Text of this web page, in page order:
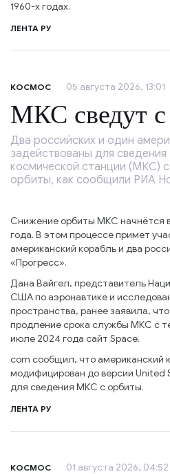
1960-х годах.
ЛЕНТА РУ
КОСМОС 05 августа 2026, 13:01
МКС сведут
Два российских и один
задействованы для
космической станции (МКС)
орбиты, как сообщили РИА
Снижение орбиты МКС начнётся
года. В этом процессе примет
американский корабль и два
«Прогресс».
Дана Вайгел, представитель
США по аэронавтике и
пространства, ранее заявила,
продление срока службы МКС с
июле 2024 года сайт Space.
com сообщил, что американский
модифицирован до версии United
для сведения МКС с орбиты.
ЛЕНТА РУ
КОСМОС 01 августа 2026, 04:52